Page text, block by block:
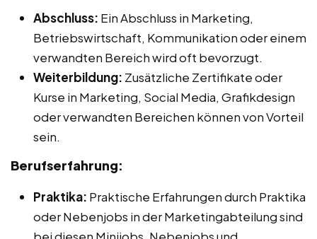
Abschluss: Ein Abschluss in Marketing,
Betriebswirtschaft, Kommunikation oder einem
verwandten Bereich wird oft bevorzugt.
Weiterbildung: Zusätzliche Zertifikate oder
Kurse in Marketing, Social Media, Grafikdesign
oder verwandten Bereichen können von Vorteil
sein.
Berufserfahrung:
Praktika: Praktische Erfahrungen durch Praktika
oder Nebenjobs in der Marketingabteilung sind